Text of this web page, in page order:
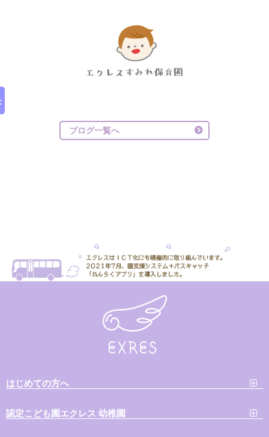
ブログ一覧へ
はじめての方へ
認定こども園エクレス 幼稚園